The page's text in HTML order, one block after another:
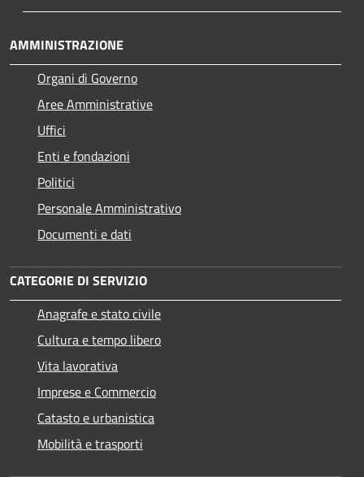
AMMINISTRAZIONE
Organi di Governo
Aree Amministrative
Uffici
Enti e fondazioni
Politici
Personale Amministrativo
Documenti e dati
CATEGORIE DI SERVIZIO
Anagrafe e stato civile
Cultura e tempo libero
Vita lavorativa
Imprese e Commercio
Catasto e urbanistica
Mobilità e trasporti